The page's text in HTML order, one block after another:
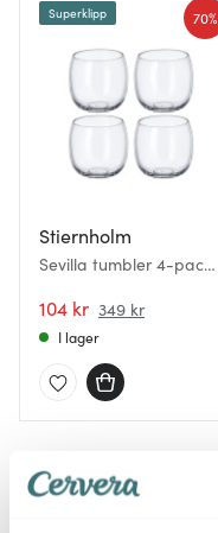
Stiernholm
Sevilla tumbler 4-pack
104 kr 349 kr
70%
Superklipp
I lager